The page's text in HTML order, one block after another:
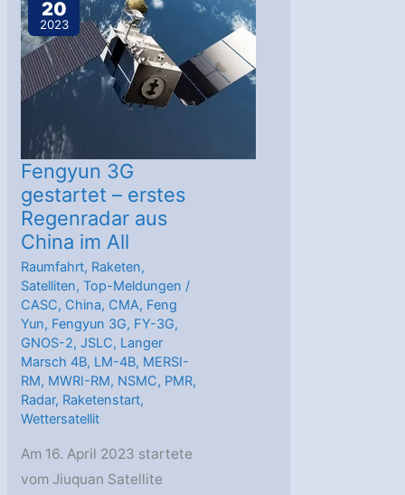
20
2023
Fengyun 3G
gestartet – erstes
Regenradar aus
China im All
Raumfahrt, Raketen,
Satelliten,Top-Meldungen /
CASC, China, CMA, Feng
Yun, Fengyun 3G, FY-3G,
GNOS-2,JSLC, Langer
Marsch 4B, LM-4B, MERSI-
RM, MWRI-RM, NSMC, PMR,
Radar, Raketenstart,
Wettersatellit
Am 16. April 2023 startete
vom Jiuquan Satellite